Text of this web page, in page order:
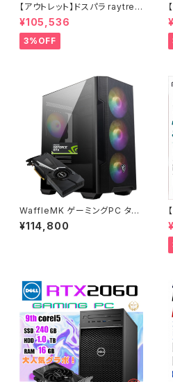
【アウトレット】ドスパラ raytrek
4CXV RTX3060 Core i7-13
700F メモリ16GB SSD1TBx2
クリエイターPC 1点限り 90日
保証
¥105,536
3%OFF
WaffleMK ゲーミングPC タワ
ー型 G-Stormシリーズ AMD
GeForce 16GBメモリ Windo
¥114,800